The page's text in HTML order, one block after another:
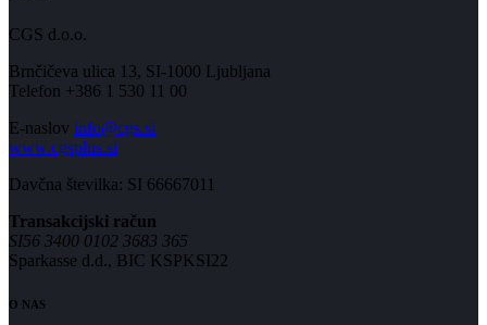
CGS d.o.o.
Brnčičeva ulica 13, SI-1000 Ljubljana
Telefon +386 1 530 11 00
E-naslov info@cgs.si
www.cgsplus.si
Davčna številka: SI 66667011
Transakcijski račun
SI56 3400 0102 3683 365
Sparkasse d.d., BIC KSPKSI22
O NAS